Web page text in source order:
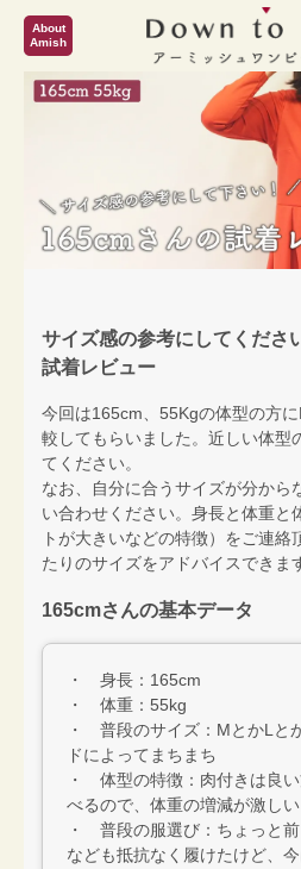
About
Amish
サイズ感の参考にしてくだ
試着レビュー
今回は165cm、55Kgの体型の方
較してもらいました。近しい体型
てください。
なお、自分に合うサイズが分から
い合わせください。身長と体重と
トが大きいなどの特徴）をご連絡
たりのサイズをアドバイスできま
165cmさんの基本データ
・ 身長：165cm
・ 体重：55kg
・ 普段のサイズ：MとかLと
ドによってまちまち
・ 体型の特徴：肉付きは良
べるので、体重の増減が激しい
・ 普段の服選び：ちょっと
なども抵抗なく履けたけど、